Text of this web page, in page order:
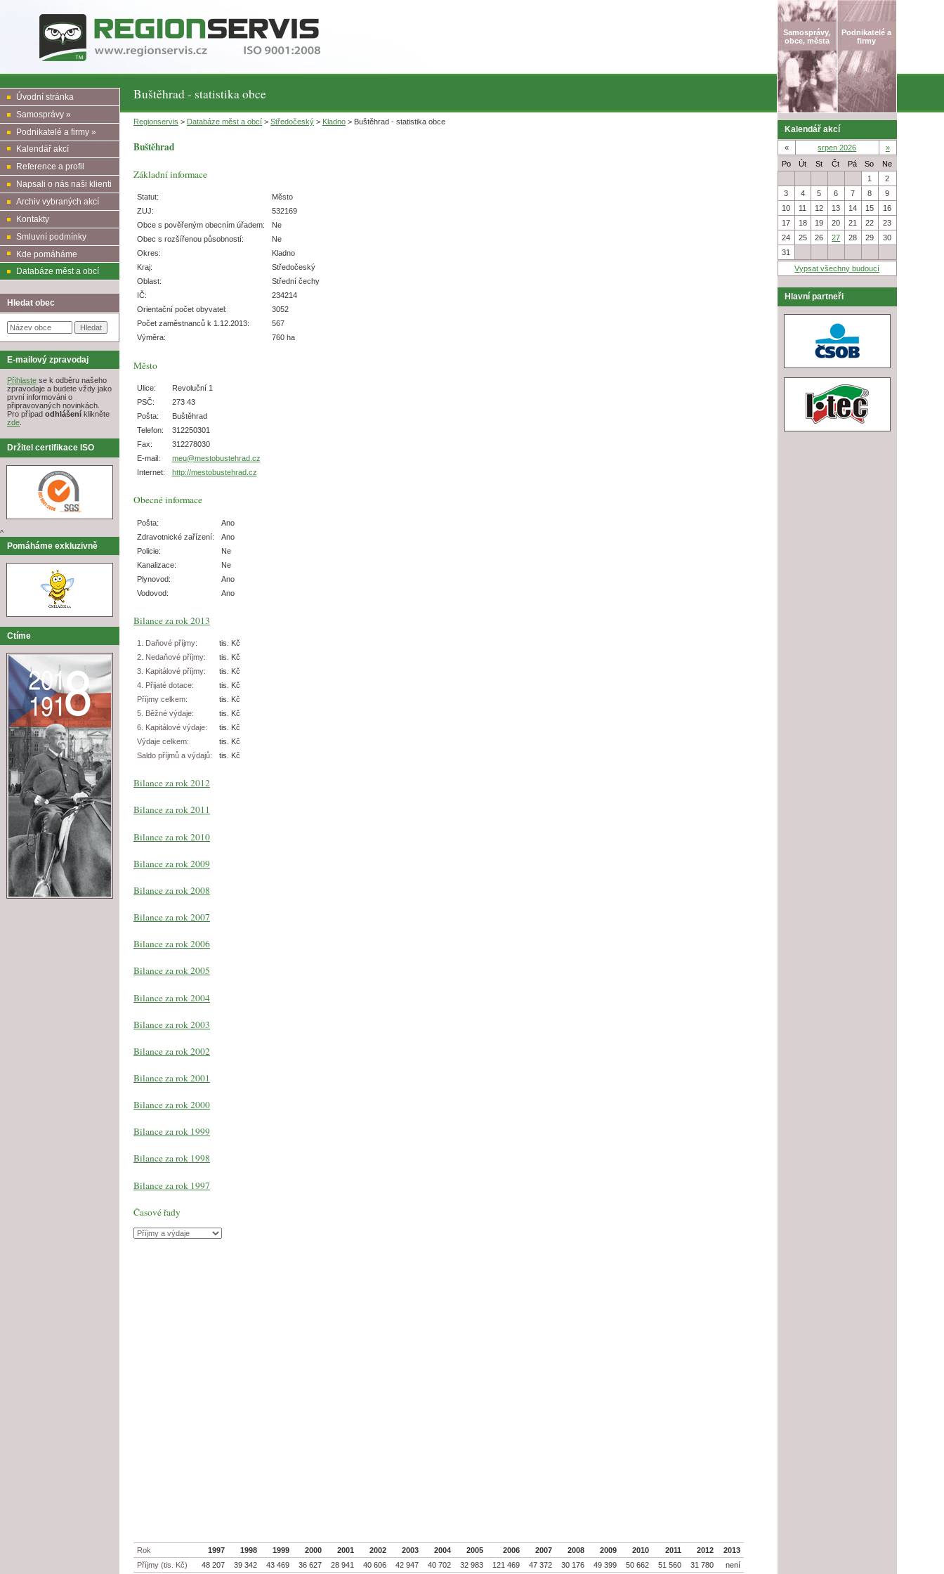
Samosprávy,
obce, města
Podnikatelé a
firmy
Buštěhrad - statistika obce
Úvodní stránka
Samosprávy »
Podnikatelé a firmy »
Kalendář akcí
Reference a profil
Napsali o nás naši klienti
Archiv vybraných akcí
Kontakty
Smluvní podmínky
Kde pomáháme
Databáze měst a obcí
Hledat obec
E-mailový zpravodaj
Přihlaste se k odběru našeho
zpravodaje a budete vždy jako
první informováni o
připravovaných novinkách.
Pro případ odhlášení klikněte
zde.
Držitel certifikace ISO
^
Pomáháme exkluzivně
Ctíme
Kalendář akcí
« srpen 2026
»
Po
Út St Čt Pá So
Ne
1
2
3
4 5 6 7 8
9
10
11 12 13 14 15
16
17
18 19 20 21 22
23
24
25 26 27 28 29
30
31
Vypsat všechny budoucí
Hlavní partneři
Regionservis > Databáze měst a obcí > Středočeský > Kladno > Buštěhrad - statistika obce
Buštěhrad
Základní informace
Statut:
Město
ZUJ:
532169
Obce s pověřeným obecním úřadem:
Ne
Obec s rozšířenou působností:
Ne
Okres:
Kladno
Kraj:
Středočeský
Oblast:
Střední čechy
IČ:
234214
Orientační počet obyvatel:
3052
Počet zaměstnanců k 1.12.2013:
567
Výměra:
760 ha
Město
Ulice:
Revoluční 1
PSČ:
273 43
Pošta:
Buštěhrad
Telefon:
312250301
Fax:
312278030
E-mail:
meu@mestobustehrad.cz
Internet:
http://mestobustehrad.cz
Obecné informace
Pošta:
Ano
Zdravotnické zařízení:
Ano
Policie:
Ne
Kanalizace:
Ne
Plynovod:
Ano
Vodovod:
Ano
Bilance za rok 2013
1. Daňové příjmy:
tis. Kč
2. Nedaňové příjmy:
tis. Kč
3. Kapitálové příjmy:
tis. Kč
4. Přijaté dotace:
tis. Kč
Příjmy celkem:
tis. Kč
5. Běžné výdaje:
tis. Kč
6. Kapitálové výdaje:
tis. Kč
Výdaje celkem:
tis. Kč
Saldo příjmů a výdajů:
tis. Kč
Bilance za rok 2012
Bilance za rok 2011
Bilance za rok 2010
Bilance za rok 2009
Bilance za rok 2008
Bilance za rok 2007
Bilance za rok 2006
Bilance za rok 2005
Bilance za rok 2004
Bilance za rok 2003
Bilance za rok 2002
Bilance za rok 2001
Bilance za rok 2000
Bilance za rok 1999
Bilance za rok 1998
Bilance za rok 1997
Časové řady
Rok 1997 1998 1999 2000 2001 2002 2003 2004 2005 2006 2007 2008 2009 2010 2011 2012
2013
Příjmy (tis. Kč)
48 207 39 342 43 469 36 627 28 941 40 606 42 947 40 702 32 983 121 469 47 372 30 176 49 399 50 662 51 560 31 780 není